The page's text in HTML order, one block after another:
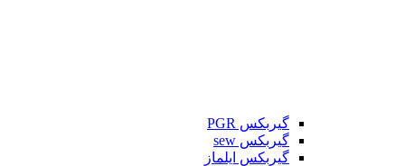
گیربکس PGR
گیربکس sew
گیربکس ایلماز